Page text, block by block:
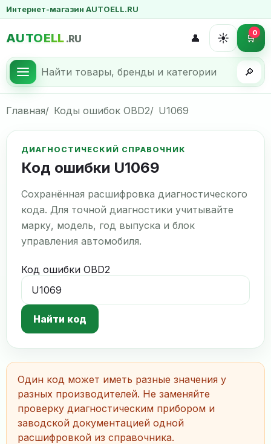
Интернет-магазин AUTOELL.RU
AUTOELL .RU
🔎
👤 ☀️ 🛒0
Главная Коды ошибок OBD2 U1069
ДИАГНОСТИЧЕСКИЙ СПРАВОЧНИК
Код ошибки U1069
Сохранённая расшифровка диагностического
кода. Для точной диагностики учитывайте
марку, модель, год выпуска и блок
управления автомобиля.
Код ошибки OBD2
Найти код
Один код может иметь разные значения у
разных производителей. Не заменяйте
проверку диагностическим прибором и
заводской документацией одной
расшифровкой из справочника.